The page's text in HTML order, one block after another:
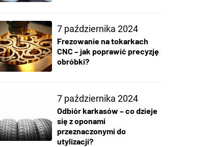
7 października 2024
Frezowanie na tokarkach
CNC – jak poprawić precyzję
obróbki?
7 października 2024
Odbiór karkasów – co dzieje
się z oponami
przeznaczonymi do
utylizacji?